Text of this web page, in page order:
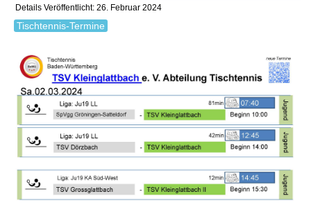
Details Veröffentlicht: 26. Februar 2024
Tischtennis-Termine